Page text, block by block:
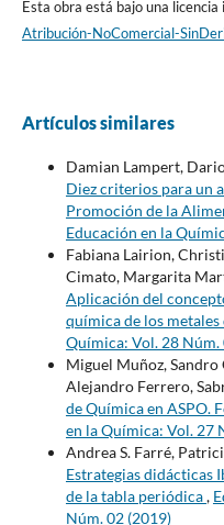
Esta obra está bajo una
Atribución-NoComercial-
Artículos similares
Damian Lampert,
Diez criterios para un
Promoción de la
Educación en la
Fabiana Lairion,
Cimato, Margarita
Aplicación del
química de los
Química: Vol. 28 Núm.
Miguel Muñoz, Sandro
Alejandro Ferrero,
de Química en ASPO.
en la Química: Vol. 27
Andrea S. Farré,
Estrategias didácticas
de la tabla periódica,
Núm. 02 (2019)